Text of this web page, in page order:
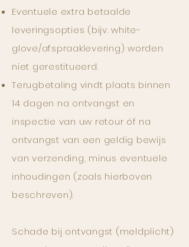
Eventuele extra betaalde
leveringsopties (bijv. white-
glove/afspraaklevering) worden
niet gerestitueerd.
Terugbetaling vindt plaats binnen
14 dagen na ontvangst en
inspectie van uw retour óf na
ontvangst van een geldig bewijs
van verzending, minus eventuele
inhoudingen (zoals hierboven
beschreven).
Schade bij ontvangst (meldplicht)